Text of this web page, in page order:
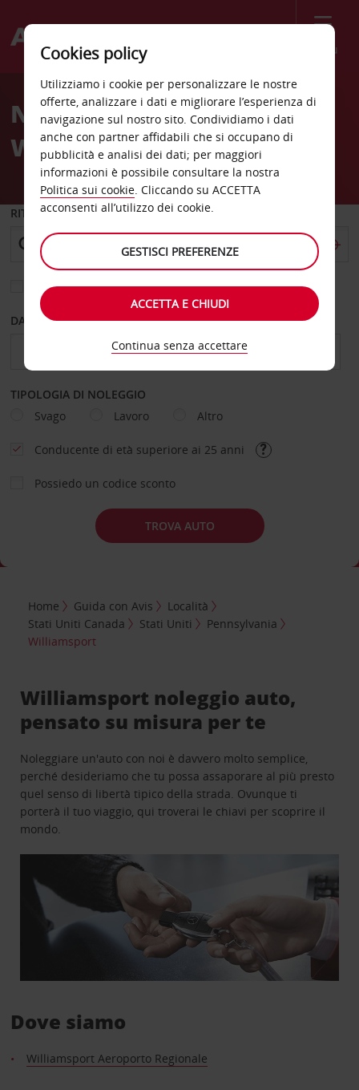
Menù
Welcome
AvisNoleggio auto
Williamsport
RITIRO DA
Scegli una località di riconsegna diversa
DAL GIORNO AL GIORNO
TIPOLOGIA DI NOLEGGIO
Svago
Lavoro Altro
Conducente di età superiore ai 25 anni
Possiedo un codice sconto
TROVA AUTO
Home Guida con Avis
Località
Stati Uniti Canada
Stati Uniti
Pennsylvania
Williamsport
Williamsport noleggio auto,
pensato su misura per te
Noleggiare un'auto con noi è davvero molto semplice,
perché desideriamo che tu possa assaporare al più presto
quel senso di libertà tipico della strada. Ovunque ti
porterà il tuo viaggio, qui troverai le chiavi per scoprire il
mondo.
Dove siamo
Williamsport Aeroporto Regionale
Cookies policy
Utilizziamo i cookie per personalizzare le nostre
offerte, analizzare i dati e migliorare l’esperienza di
navigazione sul nostro sito. Condividiamo i dati
anche con partner affidabili che si occupano di
pubblicità e analisi dei dati; per maggiori
informazioni è possibile consultare la nostra
Politica sui cookie. Cliccando su ACCETTA
acconsenti all’utilizzo dei cookie.
GESTISCI PREFERENZE
ACCETTA E CHIUDI
Continua senza accettare